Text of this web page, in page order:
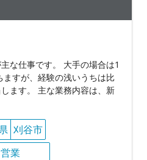
な仕事です。 大手の場合は1
すが、経験の浅いうちは比
ます。 主な業務内容は、新
刈谷市
営業